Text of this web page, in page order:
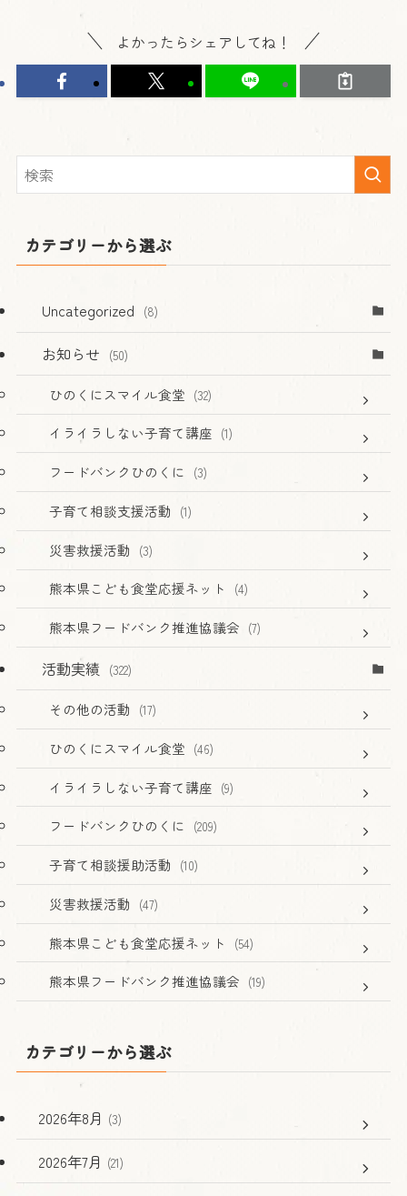
よかったらシェアしてね！
カテゴリーから選ぶ
Uncategorized (8)
お知らせ (50)
ひのくにスマイル食堂 (32)
イライラしない子育て講座 (1)
フードバンクひのくに (3)
子育て相談支援活動 (1)
災害救援活動 (3)
熊本県こども食堂応援ネット (4)
熊本県フードバンク推進協議会 (7)
活動実績 (322)
その他の活動 (17)
ひのくにスマイル食堂 (46)
イライラしない子育て講座 (9)
フードバンクひのくに (209)
子育て相談援助活動 (10)
災害救援活動 (47)
熊本県こども食堂応援ネット (54)
熊本県フードバンク推進協議会 (19)
カテゴリーから選ぶ
2026年8月 (3)
2026年7月 (21)